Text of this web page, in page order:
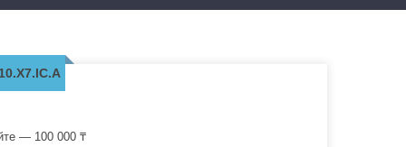
— 100 000 ₸